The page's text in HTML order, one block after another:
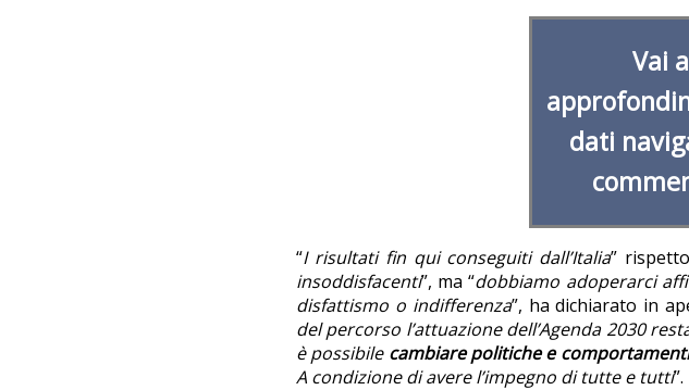
Vai
dati
“I risultati fin qui conseguiti dall’Italia”
insoddisfacenti”, ma “dobbiamo adoperarci
disfattismo o indifferenza”, ha dichiarato in
del percorso l’attuazione dell’Agenda 2030
è possibile cambiare politiche e comportamenti
A condizione di avere l’impegno di tutte e tutti”.